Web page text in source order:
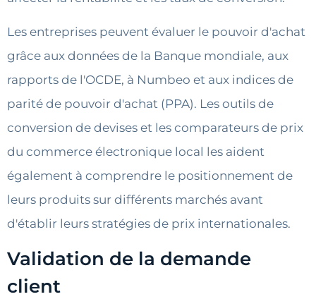
Les entreprises peuvent évaluer le pouvoir d'achat
grâce aux données de la Banque mondiale, aux
rapports de l'OCDE, à Numbeo et aux indices de
parité de pouvoir d'achat (PPA). Les outils de
conversion de devises et les comparateurs de prix
du commerce électronique local les aident
également à comprendre le positionnement de
leurs produits sur différents marchés avant
d'établir leurs stratégies de prix internationales.
Validation de la demande
client